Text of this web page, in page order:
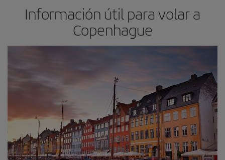
Información útil para volar a
Copenhague